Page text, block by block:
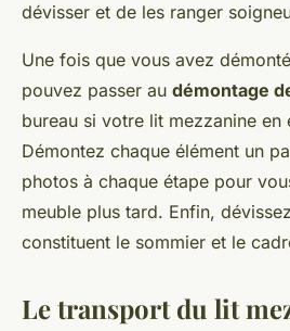
dévisser et de les ranger
Une fois que vous avez
pouvez passer au démontage
bureau si votre lit mezzanine en
Démontez chaque élément un
photos à chaque étape pour
meuble plus tard. Enfin,
constituent le sommier et le
Le transport du lit